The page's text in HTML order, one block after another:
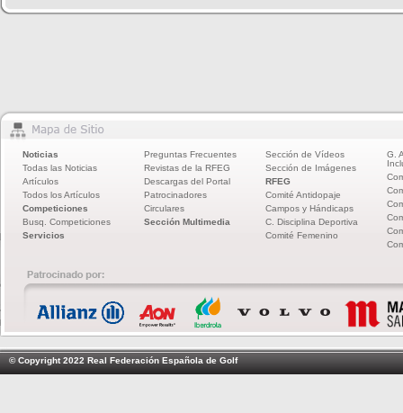
Noticias
Todas las Noticias
Artículos
Todos los Artículos
Competiciones
Busq. Competiciones
Servicios
Preguntas Frecuentes
Revistas de la RFEG
Descargas del Portal
Patrocinadores
Circulares
Sección Multimedia
Sección de Vídeos
Sección de Imágenes
RFEG
Comité Antidopaje
Campos y Hándicaps
C. Disciplina Deportiva
Comité Femenino
G.
© Copyright 2022 Real Federación Española de Golf